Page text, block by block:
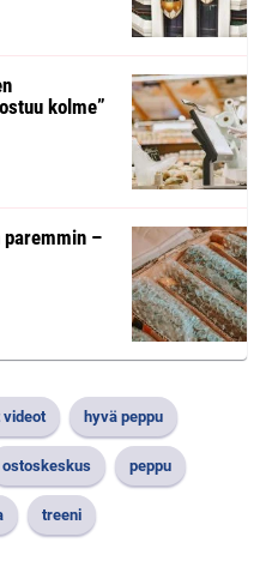
kolme”
–
videot hyvä peppu
ostoskeskus peppu
treeni